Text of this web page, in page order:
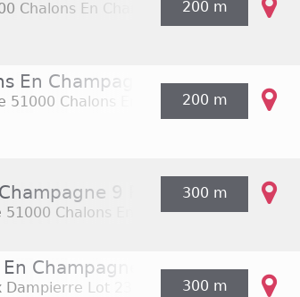
ville, mais ces commerces n'ouvrent
la semaine sauf les dimanches.
rares enseignes ouvertes à Châlons-
Chalons En Champagne200 m
En Champagne
51000 Chalons En Champagne
200 m
9 Place de la
51000 Chalons En Champagne
300 m
Champagne
Lot 23 51000 Chalons En
300 m